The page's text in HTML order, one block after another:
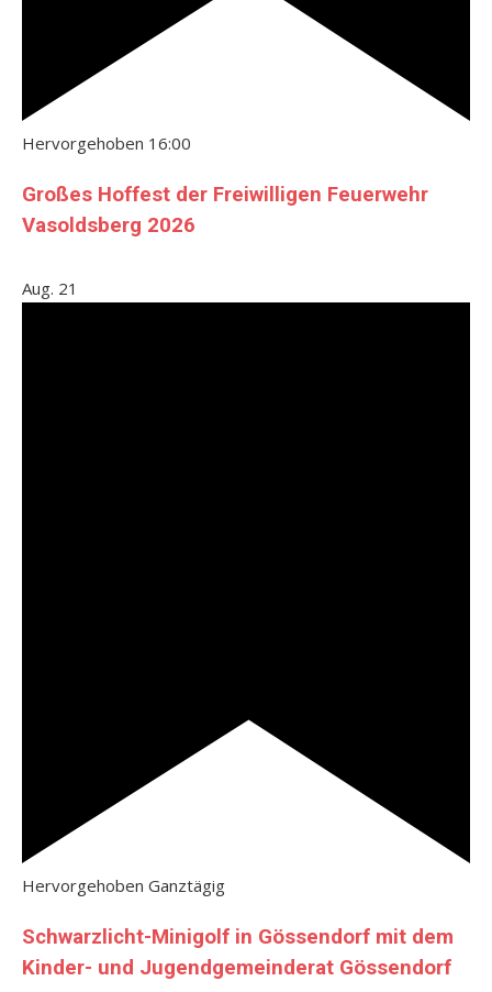
Hervorgehoben 16:00
Großes Hoffest der Freiwilligen Feuerwehr
Vasoldsberg 2026
Aug. 21
Hervorgehoben Ganztägig
Schwarzlicht-Minigolf in Gössendorf mit dem
Kinder- und Jugendgemeinderat Gössendorf